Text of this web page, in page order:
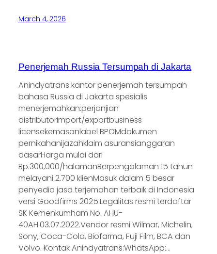
March 4, 2026
Penerjemah Russia Tersumpah di Jakarta
Anindyatrans kantor penerjemah tersumpah
bahasa Russia di Jakarta spesialis
menerjemahkan:perjanjian
distributorimport/exportbusiness
licensekemasanlabel BPOMdokumen
pernikahanijazahklaim asuransianggaran
dasarHarga mulai dari
Rp.300,000/halamanBerpengalaman 15 tahun
melayani 2.700 klienMasuk dalam 5 besar
penyedia jasa terjemahan terbaik di Indonesia
versi Goodfirms 2025.Legalitas resmi terdaftar
SK Kemenkumham No. AHU-
40AH.03.07.2022.Vendor resmi Wilmar, Michelin,
Sony, Coca-Cola, Biofarma, Fuji Film, BCA dan
Volvo. Kontak Anindyatrans:WhatsApp:…